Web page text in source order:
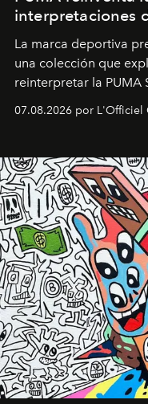
interpretaciones
La marca deportiva
una colección que
reinterpretar la PUMA
deportiva hasta una
diseño y el universo
07.08.2026 por L'Officiel